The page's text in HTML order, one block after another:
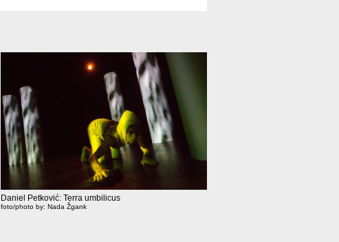
Daniel Petković: Terra umbilicus
foto/photo by: Nada Žgank